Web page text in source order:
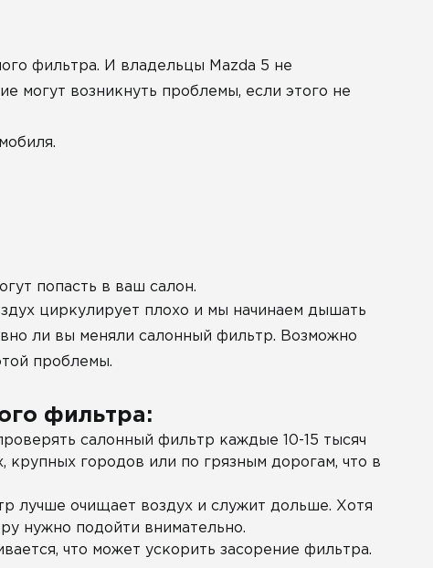
фильтра. И владельцы Mazda 5 не
могут возникнуть проблемы, если этого не
попасть в ваш салон.
циркулирует плохо и мы начинаем дышать
ли вы меняли салонный фильтр. Возможно
проблемы.
фильтра:
салонный фильтр каждые 10-15 тысяч
крупных городов или по грязным дорогам, что в
лучше очищает воздух и служит дольше. Хотя
нужно подойти внимательно.
что может ускорить засорение фильтра.